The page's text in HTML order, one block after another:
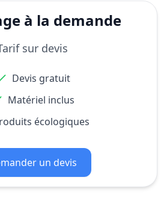
à la demande
sur devis
Devis gratuit
Matériel inclus
écologiques
un devis